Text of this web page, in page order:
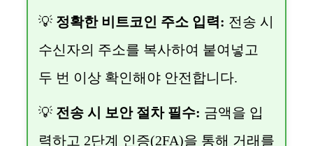
💡 정확한 비트코인 주소 입력: 전송 시
수신자의 주소를 복사하여 붙여넣고
두 번 이상 확인해야 안전합니다.
💡 전송 시 보안 절차 필수: 금액을 입
력하고 2단계 인증(2FA)을 통해 거래를